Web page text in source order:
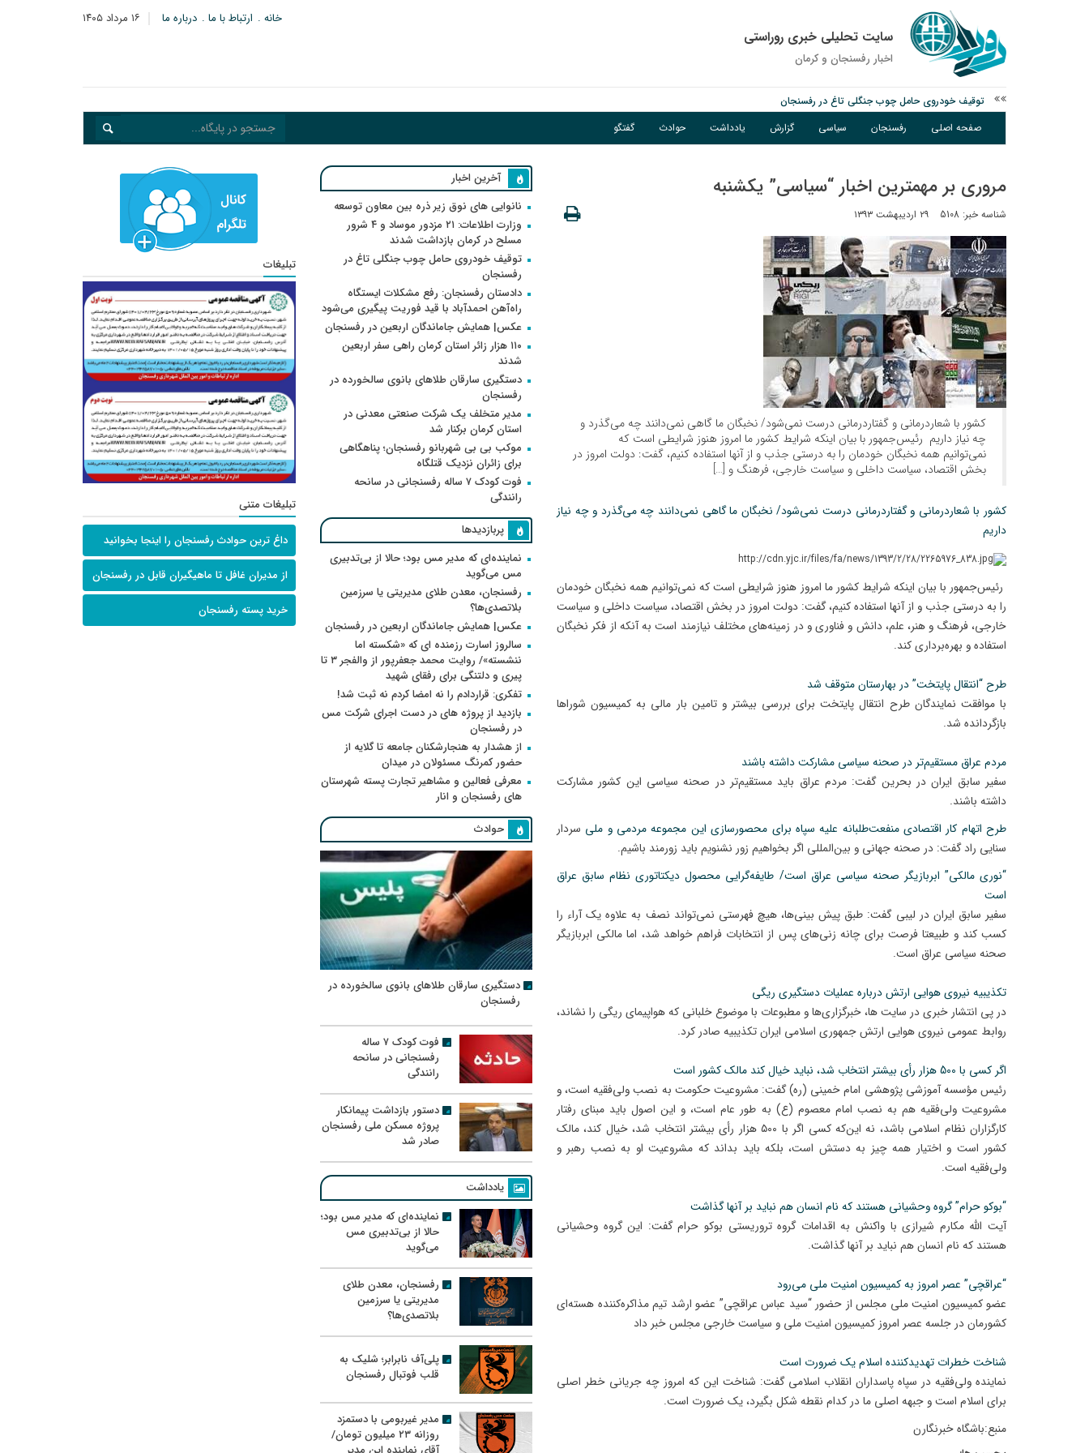
۱۶ مرداد ۱۴۰۵ خانه ارتباط با ما درباره ما
سایت تحلیلی خبری روراستی
اخبار رفسنجان و كرمان
توقیف خودروی حامل چوب جنگلی تاغ در رفسنجان
نانوایی های نوق زیر ذره بین معاون توسعه
وزارت اطلاعات: ۲۱ مزدور موساد و ۴ شرور مسلح در کرمان بازداشت شدند
صفحه اصلی رفسنجان سیاسی گزارش یادداشت حوادث گفتگو
مروری بر مهمترين اخبار “سیاسی” يكشنبه
شناسه خبر: 5108 ۲۹ اردیبهشت ۱۳۹۳
کشور با شعاردرمانی و گفتاردرمانی درست نمی‌شود/ نخبگان ما گاهی نمی‌دانند چه می‌گذرد و
چه نیاز داریم رئیس‌جمهور با بیان اینکه شرایط کشور ما امروز هنوز شرایطی است که
نمی‌توانیم همه نخبگان خودمان را به درستی جذب و از آنها استفاده کنیم، گفت: دولت امروز در
بخش اقتصاد، سیاست داخلی و سیاست خارجی، فرهنگ و […]
کشور با شعاردرمانی و گفتاردرمانی درست نمی‌شود/ نخبگان ما گاهی نمی‌دانند چه می‌گذرد و چه نیاز
داریم
رئیس‌جمهور با بیان اینکه شرایط کشور ما امروز هنوز شرایطی است که نمی‌توانیم همه نخبگان خودمان
را به درستی جذب و از آنها استفاده کنیم، گفت: دولت امروز در بخش اقتصاد، سیاست داخلی و سیاست
خارجی، فرهنگ و هنر، علم، دانش و فناوری و در زمینه‌های مختلف نیازمند است به آنکه از فکر نخبگان
استفاده و بهره‌برداری کند.
طرح “انتقال پایتخت” در بهارستان متوقف شد
با موافقت نمایندگان طرح انتقال پایتخت برای بررسی بیشتر و تامین بار مالی به کمیسیون شوراها
بازگردانده شد.
مردم عراق مستقیم‌تر در صحنه سیاسی مشارکت داشته باشند
سفیر سابق ایران در بحرین گفت: مردم عراق باید مستقیم‌تر در صحنه سیاسی این کشور مشارکت
داشته باشند.
طرح اتهام کار اقتصادی منفعت‌طلبانه علیه سپاه برای محصورسازی این مجموعه مردمی و ملی سردار
سنایی راد گفت: در صحنه جهانی و بین‌المللی اگر بخواهیم زور نشنویم باید زورمند باشیم.
“نوری مالکی” ابربازیگر صحنه سیاسی عراق است/ طایفه‌گرایی محصول دیکتاتوری نظام سابق عراق
است
سفیر سابق ایران در لیبی گفت: طبق پیش بینی‌ها، هیچ فهرستی نمی‌تواند نصف به علاوه یک آراء را
کسب کند و طبیعتا فرصت برای چانه زنی‌های پس از انتخابات فراهم خواهد شد، اما مالکی ابربازیگر
صحنه سیاسی عراق است.
تکذیبیه نیروی هوایی ارتش درباره عملیات دستگیری ریگی
در پی انتشار خبری در سایت ها، خبرگزاری‌ها و مطبوعات با موضوع خلبانی که هواپیمای ریگی را نشاند،
روابط عمومی نیروی هوایی ارتش جمهوری اسلامی ایران تکذیبیه صادر کرد.
اگر کسی با 500 هزار رأی بيشتر انتخاب شد، نبايد خيال کند مالک کشور است
رئیس مؤسسه آموزشی پژوهشی امام خمینی (ره) گفت: مشروعیت حکومت به نصب ولی‌فقیه است، و
مشروعیت ولی‌فقیه ‏هم به نصب امام معصوم (ع) به طور عام است، و ‏این اصول باید مبنای رفتار
کارگزاران نظام اسلامی باشد، نه این‌که کسی اگر با ۵۰۰ هزار رأی بیشتر انتخاب شد، خیال کند، مالک
کشور است و اختیار ‏همه چیز به دستش است، بلکه باید بداند که مشروعیت او به نصب رهبر و
ولی‌فقیه است. ‏
“بوکو حرام” گروه وحشیانی هستند که نام انسان هم نباید بر آنها گذاشت
آیت الله مکارم شیرازی با واکنش به اقدامات گروه تروریستی بوکو حرام گفت: این گروه وحشیانی
هستند که نام انسان هم نباید بر آنها گذاشت.
“عراقچی” عصر امروز به کمیسیون امنیت ملی می‌رود
عضو کمیسیون امنیت ملی مجلس از حضور “سید عباس عراقچی” عضو ارشد تیم مذاکره‌کننده هسته‌ای
کشورمان در جلسه عصر امروز کمیسیون امنیت ملی و سیاست خارجی مجلس خبر داد
شناخت خطرات تهدیدکننده اسلام یک ضرورت است
نماینده ولی‌فقیه در سپاه پاسداران انقلاب اسلامی گفت: شناخت این که امروز چه جریانی خطر اصلی
برای اسلام است و جبهه اصلی ما در کدام نقطه شکل بگیرد، یک ضرورت است.
منبع:باشگاه خبرنگارن
آخرین اخبار
نانوایی های نوق زیر ذره بین معاون توسعه
وزارت اطلاعات: ۲۱ مزدور موساد و ۴ شرور
مسلح در کرمان بازداشت شدند
توقیف خودروی حامل چوب جنگلی تاغ در
رفسنجان
دادستان رفسنجان: رفع مشکلات ایستگاه
راه‌آهن احمدآباد با قید فوریت پیگیری می‌شود
عکس| همایش جاماندگان اربعین در رفسنجان
۱۱۰ هزار زائر استان کرمان راهی سفر اربعین
شدند
دستگیری سارقان طلاهای بانوی سالخورده در
رفسنجان
مدیر متخلف یک شرکت صنعتی معدنی در
استان کرمان برکنار شد
موکب بی بی شهربانو رفسنجان؛ پناهگاهی
برای زائران نزدیک قتلگاه
فوت کودک ۷ ساله رفسنجانی در سانحه
رانندگی
پربازدیدها
نماینده‌ای که مدیر مس بود؛ حالا از بی‌تدبیری
مس می‌گوید
رفسنجان، معدن طلای مدیریتی یا سرزمین
بلاتصدی‌ها؟
عکس| همایش جاماندگان اربعین در رفسنجان
سالروز اسارت رزمنده ای که «شکسته اما
ننشسته»/ روایت محمد جعفرپور از والفجر ۳ تا
پیری و دلتنگی برای رفقای شهید
تفکری: قراردادم را نه امضا کردم نه ثبت شد!
بازدید از پروژه های در دست اجرای شرکت مس
در رفسنجان
از هشدار به هنجارشکنان جامعه تا گلایه از
حضور کمرنگ مسئولان در میدان
معرفی فعالین و مشاهیر تجارت پسته شهرستان
های رفسنجان و انار
حوادث
دستگیری سارقان طلاهای بانوی سالخورده در
رفسنجان
فوت کودک ۷ ساله
رفسنجانی در سانحه
رانندگی
دستور بازداشت پیمانکار
پروژه مسکن ملی رفسنجان
صادر شد
یادداشت
نماینده‌ای که مدیر مس بود؛
حالا از بی‌تدبیری مس
می‌گوید
رفسنجان، معدن طلای
مدیریتی یا سرزمین
بلاتصدی‌ها؟
پلی‌آف نابرابر؛ شلیک به
قلب فوتبال رفسنجان
مدیر غیربومی با دستمزد
روزانه ۲۳ میلیون تومان/
تبلیغات
تبلیغات متنی
داغ ترین حوادث رفسنجان را اینجا بخوانید
از مدیران غافل تا ماهیگیران قابل در رفسنجان
خرید پسته رفسنجان